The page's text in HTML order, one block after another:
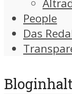
People
Das
Bloginhalt